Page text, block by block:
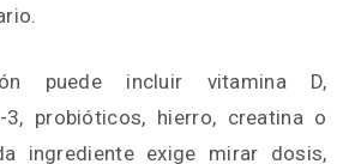
puede incluir vitamina D,
3, probióticos, hierro, creatina o
ingrediente exige mirar dosis,